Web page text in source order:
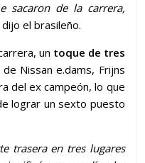
sacaron de la carrera,
dijo el brasileño.
un toque de tres
de Nissan e.dams, Frijns
del ex campeón, lo que
lograr un sexto puesto
trasera en tres lugares